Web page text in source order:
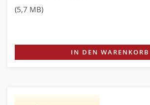
(5,7 MB)
IN DEN WARENKORB